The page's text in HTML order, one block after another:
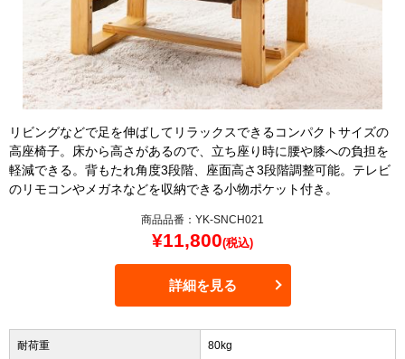
リビングなどで足を伸ばしてリラックスできるコンパクトサイズの
高座椅子。床から高さがあるので、立ち座り時に腰や膝への負担を
軽減できる。背もたれ角度3段階、座面高さ3段階調整可能。テレビ
のリモコンやメガネなどを収納できる小物ポケット付き。
商品品番：YK-SNCH021
¥11,800(税込)
詳細を見る
耐荷重 80kg